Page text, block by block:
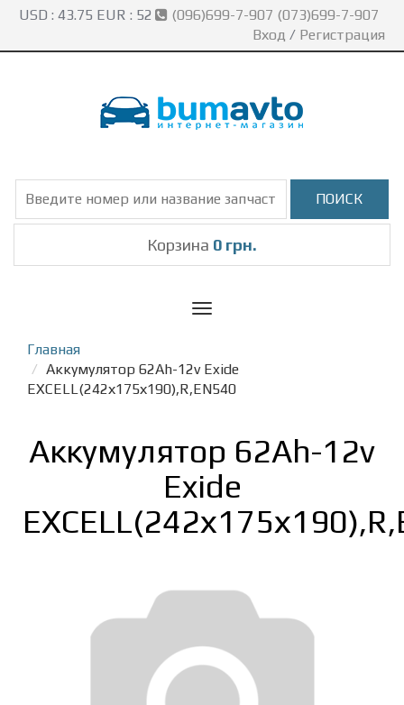
USD : 43.75 EUR : 52
(096)699-7-907 (073)699-7-907
Вход / Регистрация
Корзина 0 грн.
Toggle
Главная
Аккумулятор 62Ah-12v Exide
EXCELL(242х175х190),R,EN540
Аккумулятор 62Ah-12v
Exide